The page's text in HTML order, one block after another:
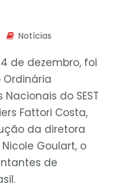
Notícias
de dezembro, foi
Ordinária
do SEST
Fattori Costa,
da diretora
Nicole Goulart, o
de